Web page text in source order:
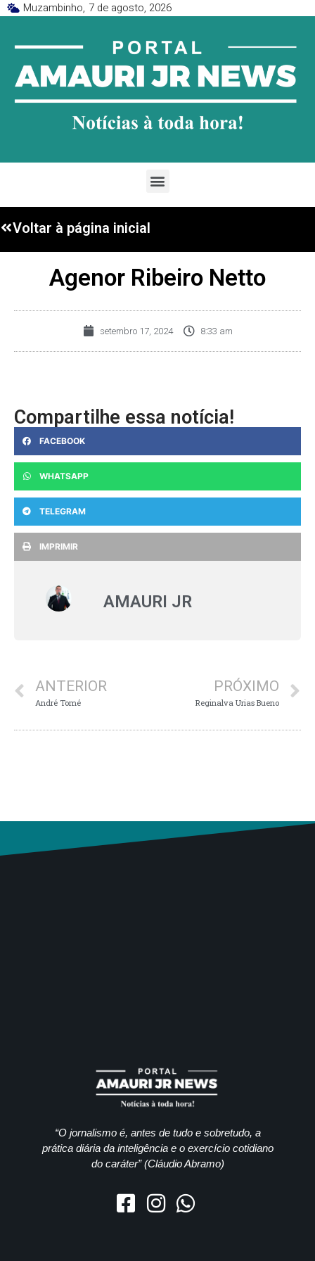
Muzambinho, 7 de agosto, 2026
Voltar à página inicial
Agenor Ribeiro Netto
setembro 17, 2024 8:33 am
Compartilhe essa notícia!
FACEBOOK
WHATSAPP
TELEGRAM
IMPRIMIR
AMAURI JR
ANTERIOR
André Tomé
PRÓXIMO
Reginalva Urias Bueno
“O jornalismo é, antes de tudo e sobretudo, a
prática diária da inteligência e o exercício cotidiano
do caráter” (Cláudio Abramo)